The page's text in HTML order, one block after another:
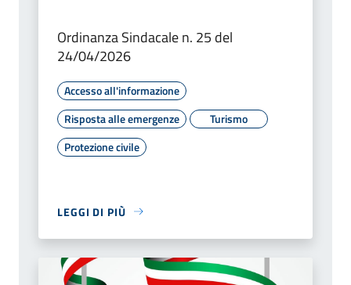
Ordinanza Sindacale n. 25 del
24/04/2026
Accesso all'informazione
Risposta alle emergenze
Turismo
Protezione civile
LEGGI DI PIÙ